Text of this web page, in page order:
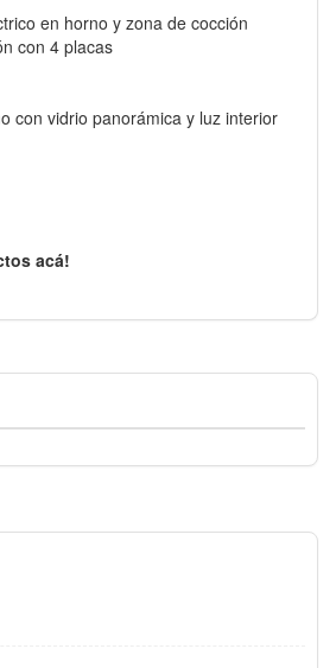
en horno y zona de cocción
con 4 placas
con vidrio panorámica y luz interior
acá!